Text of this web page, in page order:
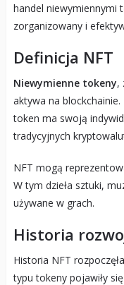
handel niewymiennymi
zorganizowany i
Definicja NFT
Niewymienne tokeny,
aktywa na
token ma swoją
tradycyjnych
NFT mogą
W tym dzieła sztuki,
używane w grach.
Historia
Historia NFT
typu tokeny pojawiły